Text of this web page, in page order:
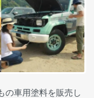
の車用塗料を販売し